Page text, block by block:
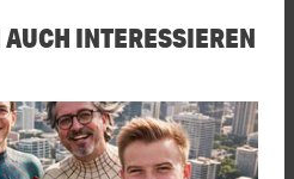
INTERESSIEREN